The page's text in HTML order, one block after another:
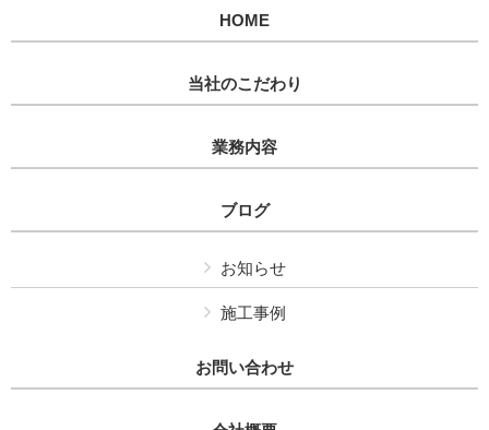
HOME
当社のこだわり
業務内容
ブログ
お知らせ
施工事例
お問い合わせ